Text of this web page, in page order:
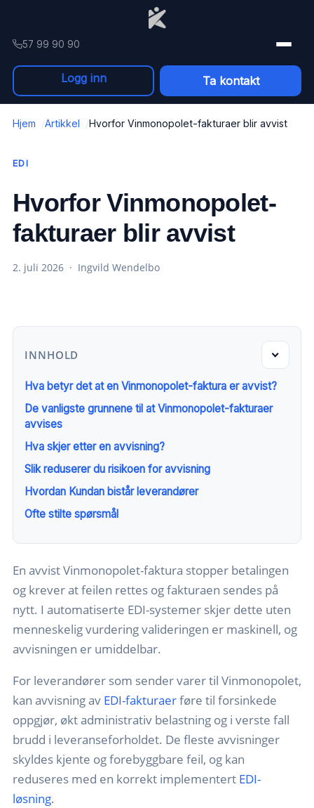
57 99 90 90
Logg inn Ta kontakt
Hjem Artikkel Hvorfor Vinmonopolet-fakturaer blir avvist
EDI
Hvorfor Vinmonopolet-
fakturaer blir avvist
2. juli 2026 · Ingvild Wendelbo
INNHOLD
Hva betyr det at en Vinmonopolet-faktura er avvist?
De vanligste grunnene til at Vinmonopolet-fakturaer
avvises
Hva skjer etter en avvisning?
Slik reduserer du risikoen for avvisning
Hvordan Kundan bistår leverandører
Ofte stilte spørsmål
En avvist Vinmonopolet-faktura stopper betalingen
og krever at feilen rettes og fakturaen sendes på
nytt. I automatiserte EDI-systemer skjer dette uten
menneskelig vurdering valideringen er maskinell, og
avvisningen er umiddelbar.
For leverandører som sender varer til Vinmonopolet,
kan avvisning av EDI-fakturaerføre til forsinkede
oppgjør, økt administrativ belastning og i verste fall
brudd i leveranseforholdet. De fleste avvisninger
skyldes kjente og forebyggbare feil, og kan
reduseres med en korrekt implementert EDI-
løsning.